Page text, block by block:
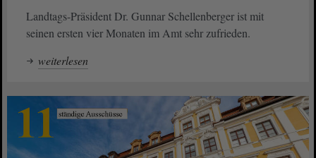
Landtags-Präsident Dr. Gunnar Schellenberger ist mit
seinen ersten vier Monaten im Amt sehr zufrieden.
weiterlesen